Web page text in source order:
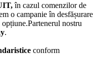
în cazul comenzilor de
o campanie în desfășurare
nostru
.
conform